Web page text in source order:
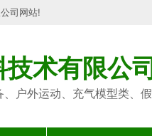
司网站!
术有限公
户外运动、充气模型类、